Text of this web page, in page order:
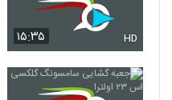
۱۵:۳۵ HD